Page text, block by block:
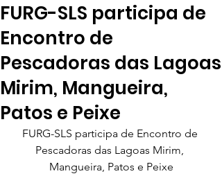
FURG-SLS participa de
Encontro de
Pescadoras das Lagoas
Mirim, Mangueira,
Patos e Peixe
FURG-SLS participa de Encontro de
Pescadoras das Lagoas Mirim,
Mangueira, Patos e Peixe